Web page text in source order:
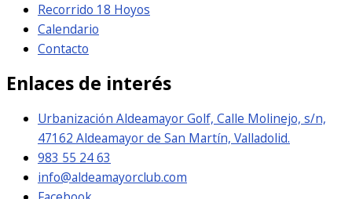
Recorrido 18 Hoyos
Calendario
Contacto
Enlaces de interés
Urbanización Aldeamayor Golf, Calle Molinejo, s/n,
47162 Aldeamayor de San Martín, Valladolid.
983 55 24 63
info@aldeamayorclub.com